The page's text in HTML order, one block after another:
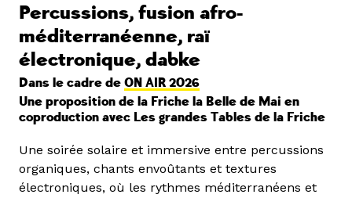
Percussions, fusion afro-
méditerranéenne, raï
électronique, dabke
Dans le cadre de ON AIR 2026
Une proposition de la Friche la Belle de Mai en
coproduction avec Les grandes Tables de la Friche
Une soirée solaire et immersive entre percussions
organiques, chants envoûtants et textures
électroniques, où les rythmes méditerranéens et